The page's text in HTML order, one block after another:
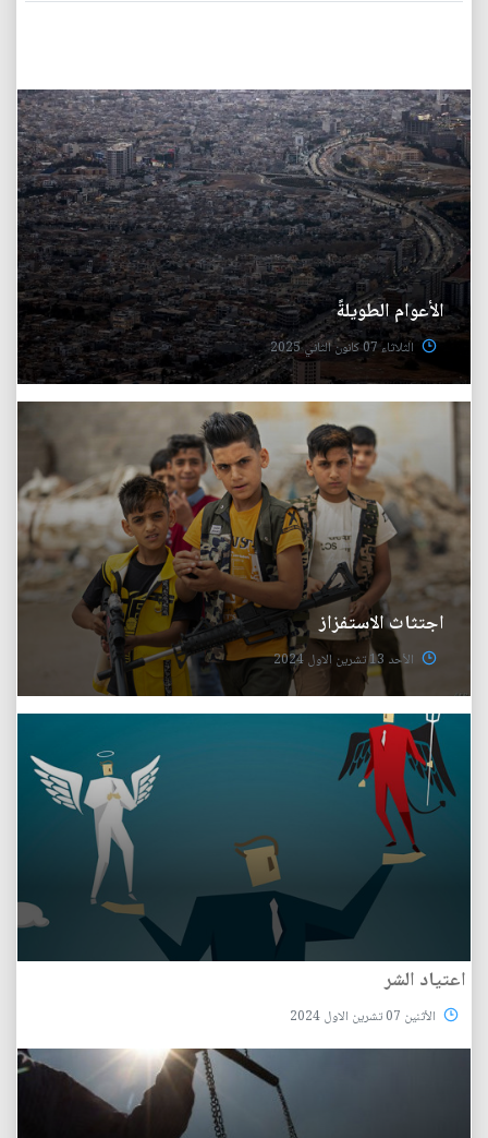
الأعوام الطويلةً
الثلاثاء 07 كانون الثاني 2025
اجتثاث الاستفزاز
الأحد 13 تشرين الاول 2024
اعتياد الشر
الأثنين 07 تشرين الاول 2024